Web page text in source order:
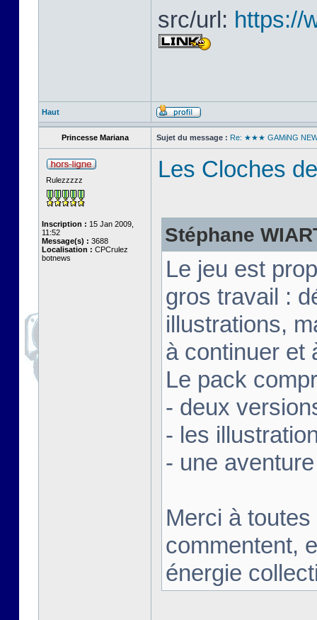
src/url: https://
Haut
Princesse Mariana Sujet du message : Re: ★★★ GAMiNG
Rulezzzzz
Inscription : 15 Jan 2009,
11:52
Message(s) : 3688
Localisation : CPCrulez
botnews
Les Cloches
Stéphane
Le jeu est
gros travail :
illustrations,
à continuer et
Le pack
- deux
- les
- une
Merci à
commentent,
énergie